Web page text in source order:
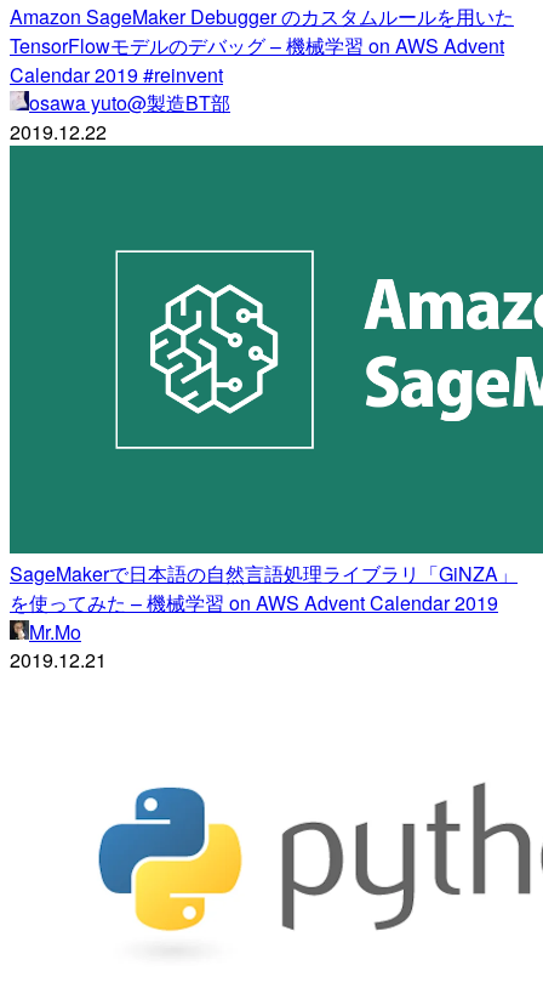
Amazon SageMaker Debugger のカスタムルールを用いた
TensorFlowモデルのデバッグ – 機械学習 on AWS Advent
Calendar 2019 #reinvent
osawa yuto@製造BT部
2019.12.22
SageMakerで日本語の自然言語処理ライブラリ「GiNZA」
を使ってみた – 機械学習 on AWS Advent Calendar 2019
Mr.Mo
2019.12.21